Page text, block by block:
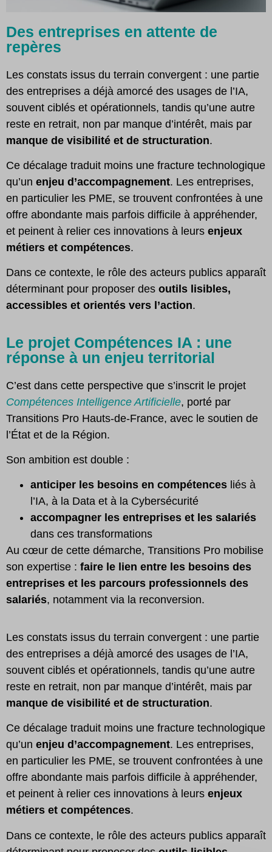
Des entreprises en attente de
repères
Les constats issus du terrain convergent : une partie
des entreprises a déjà amorcé des usages de l’IA,
souvent ciblés et opérationnels, tandis qu’une autre
reste en retrait, non par manque d’intérêt, mais par
manque de visibilité et de structuration.
Ce décalage traduit moins une fracture technologique
qu’un enjeu d’accompagnement. Les entreprises,
en particulier les PME, se trouvent confrontées à une
offre abondante mais parfois difficile à appréhender,
et peinent à relier ces innovations à leurs enjeux
métiers et compétences.
Dans ce contexte, le rôle des acteurs publics apparaît
déterminant pour proposer des outils lisibles,
accessibles et orientés vers l’action.
Le projet Compétences IA : une
réponse à un enjeu territorial
C’est dans cette perspective que s’inscrit le projet
Compétences Intelligence Artificielle, porté par
Transitions Pro Hauts-de-France, avec le soutien de
l’État et de la Région.
Son ambition est double :
anticiper les besoins en compétences liés à
l’IA, à la Data et à la Cybersécurité
accompagner les entreprises et les salariés
dans ces transformations
Au cœur de cette démarche, Transitions Pro mobilise
son expertise : faire le lien entre les besoins des
entreprises et les parcours professionnels des
salariés, notamment via la reconversion.
Les constats issus du terrain convergent : une partie
des entreprises a déjà amorcé des usages de l’IA,
souvent ciblés et opérationnels, tandis qu’une autre
reste en retrait, non par manque d’intérêt, mais par
manque de visibilité et de structuration.
Ce décalage traduit moins une fracture technologique
qu’un enjeu d’accompagnement. Les entreprises,
en particulier les PME, se trouvent confrontées à une
offre abondante mais parfois difficile à appréhender,
et peinent à relier ces innovations à leurs enjeux
métiers et compétences.
Dans ce contexte, le rôle des acteurs publics apparaît